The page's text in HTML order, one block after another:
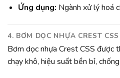
Ứng dụng: Ngành xử lý hoá
4. BƠM DỌC NHỰA CREST
Bơm dọc nhựa Crest CSS được
chạy khô, hiệu suất bền bỉ,